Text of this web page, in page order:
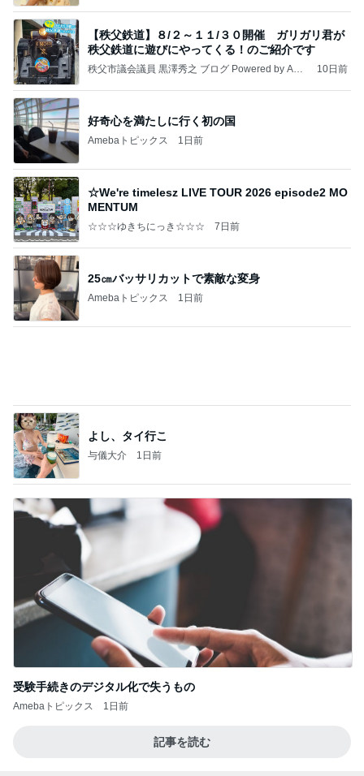
【秩父鉄道】８/２～１１/３０開催 ガリガリ君が
秩父鉄道に遊びにやってくる！のご紹介です
秩父市議会議員 黒澤秀之 ブログ Powered by Ame
10日前
好奇心を満たしに行く初の国
Amebaトピックス 1日前
☆We're timelesz LIVE TOUR 2026 episode2 MO
MENTUM
☆☆☆ゆきちにっき☆☆☆ 7日前
25㎝バッサリカットで素敵な変身
Amebaトピックス 1日前
よし、タイ行こ
与儀大介 1日前
受験手続きのデジタル化で失うもの
Amebaトピックス 1日前
記事を読む